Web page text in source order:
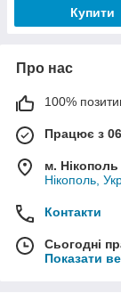
Купити
Про нас
100%
Працює з
м. Нікополь
Нікополь,
Контакти
Сьогодні
Показати